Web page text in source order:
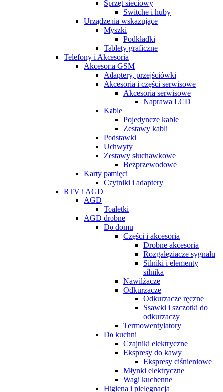
Sprzęt sieciowy
Switche i huby
Urządzenia wskazujące
Myszki
Podkładki
Tablety graficzne
Telefony i Akcesoria
Akcesoria GSM
Adaptery, przejściówki
Akcesoria i części serwisowe
Akcesoria serwisowe
Naprawa LCD
Kable
Pojedyncze kable
Zestawy kabli
Podstawki
Uchwyty
Zestawy słuchawkowe
Bezprzewodowe
Karty pamięci
Czytniki i adaptery
RTV i AGD
AGD
Toaletki
AGD drobne
Do domu
Części i akcesoria
Drobne akcesoria
Rozgałęziacze sygnału
Silniki i elementy
silnika
Nawilżacze
Odkurzacze
Odkurzacze ręczne
Ssawki i szczotki do
odkurzaczy
Termowentylatory
Do kuchni
Czajniki elektryczne
Ekspresy do kawy
Ekspresy ciśnieniowe
Młynki elektryczne
Wagi kuchenne
Higiena i pielęgnacja